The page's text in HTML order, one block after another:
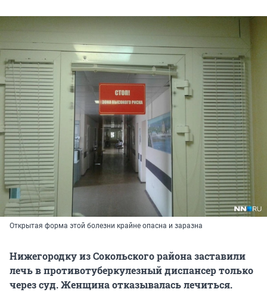
Открытая форма этой болезни крайне опасна и заразна
Нижегородку из Сокольского района заставили
лечь в противотуберкулезный диспансер только
через суд. Женщина отказывалась лечиться.